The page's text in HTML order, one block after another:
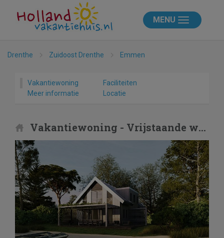
MENU
Drenthe Zuidoost Drenthe Emmen
Vakantiewoning
Faciliteiten
Meer informatie
Locatie
Vakantiewoning - Vrijstaande woning in Emmen